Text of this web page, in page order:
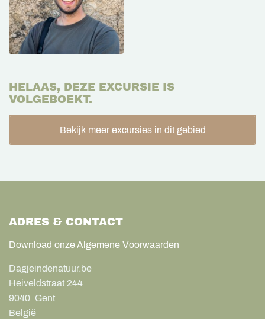
HELAAS, DEZE EXCURSIE IS
VOLGEBOEKT.
Bekijk meer excursies in dit gebied
ADRES & CONTACT
Download onze Algemene Voorwaarden
Dagjeindenatuur.be
Heiveldstraat 244
9040 Gent
België